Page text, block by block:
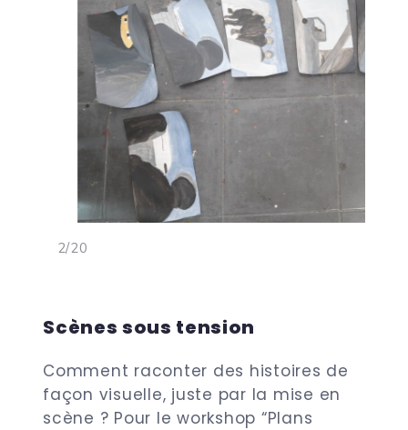
3/20
Scènes sous tension
Comment raconter des histoires de
façon visuelle, juste par la mise en
scène ? Pour le workshop “Plans